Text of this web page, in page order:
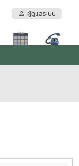
ผู้ดูแลระบบ